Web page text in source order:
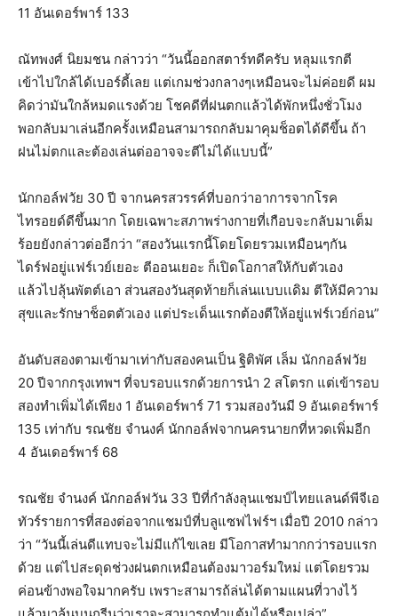
11 อันเดอร์พาร์ 133
ณัทพงศ์ นิยมชน กล่าวว่า “วันนี้ออกสตาร์ทดีครับ หลุมแรกตี
เข้าไปใกล้ได้เบอร์ดี้เลย แต่เกมช่วงกลางๆเหมือนจะไม่ค่อยดี ผม
คิดว่ามันใกล้หมดแรงด้วย โชคดีที่ฝนตกแล้วได้พักหนึ่งชั่วโมง
พอกลับมาเล่นอีกครั้งเหมือนสามารถกลับมาคุมช็อตได้ดีขึ้น ถ้า
ฝนไม่ตกและต้องเล่นต่ออาจจะตีไม่ได้แบบนี้”
นักกอล์ฟวัย 30 ปี จากนครสวรรค์ที่บอกว่าอาการจากโรค
ไทรอยด์ดีขึ้นมาก โดยเฉพาะสภาพร่างกายที่เกือบจะกลับมาเต็ม
ร้อยยังกล่าวต่ออีกว่า “สองวันแรกนี้โดยโดยรวมเหมือนๆกัน
ไดร์ฟอยู่แฟร์เวย์เยอะ ตีออนเยอะ ก็เปิดโอกาสให้กับตัวเอง
แล้วไปลุ้นพัตต์เอา ส่วนสองวันสุดท้ายก็เล่นแบบเเดิม ตีให้มีความ
สุขและรักษาช็อตตัวเอง แต่ประเด็นแรกต้องตีให้อยู่แฟร์เวย์ก่อน”
อันดับสองตามเข้ามาเท่ากับสองคนเป็น ฐิติพัศ เล็ม นักกอล์ฟวัย
20 ปีจากกรุงเทพฯ ที่จบรอบแรกด้วยการนำ 2 สโตรก แต่เข้ารอบ
สองทำเพิ่มได้เพียง 1 อันเดอร์พาร์ 71 รวมสองวันมี 9 อันเดอร์พาร์
135 เท่ากับ รณชัย จำนงค์ นักกอล์ฟจากนครนายกที่หวดเพิ่มอีก
4 อันเดอร์พาร์ 68
รณชัย จำนงค์ นักกอล์ฟวัน 33 ปีที่กำลังลุนแชมป์ไทยแลนด์พีจีเอ
ทัวร์รายการที่สองต่อจากแชมป์ที่บลูแซฟไฟร์ฯ เมื่อปี 2010 กล่าว
ว่า “วันนี้เล่นดีแทบจะไม่มีแก้ไขเลย มีโอกาสทำมากกว่ารอบแรก
ด้วย แต่ไปสะดุดช่วงฝนตกเหมือนต้องมาวอร์มใหม่ แต่โดยรวม
ค่อนข้างพอใจมากครับ เพราะสามารถ้ล่นได้ตามแผนที่วางไว้